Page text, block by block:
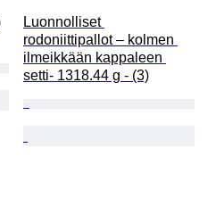
Luonnolliset
rodoniittipallot – kolmen
ilmeikkään kappaleen
setti- 1318.44 g - (3)